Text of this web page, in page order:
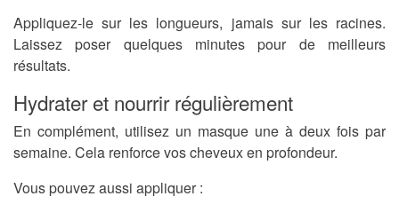
Appliquez-le sur les longueurs, jamais sur les racines.
Laissez poser quelques minutes pour de meilleurs
résultats.
Hydrater et nourrir régulièrement
En complément, utilisez un masque une à deux fois par
semaine. Cela renforce vos cheveux en profondeur.
Vous pouvez aussi appliquer :